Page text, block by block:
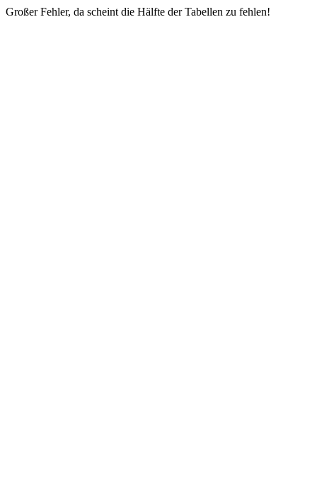
Großer Fehler, da scheint die Hälfte der Tabellen zu fehlen!